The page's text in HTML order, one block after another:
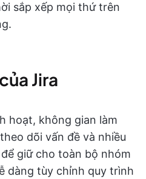
sắp xếp mọi thứ trên
Jira
hoạt, không gian làm
dõi vấn đề và nhiều
giữ cho toàn bộ nhóm
dàng tùy chỉnh quy trình